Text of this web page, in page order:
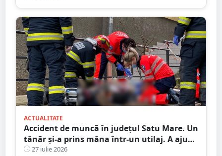
ACTUALITATE
Accident de muncă în județul Satu Mare. Un
tânăr și-a prins mâna într-un utilaj. A ajuns
la spital
27 iulie 2026